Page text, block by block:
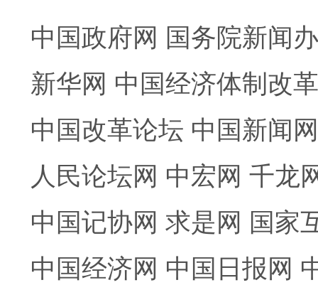
中国政府网 国务院新闻
新华网 中国经济体制改
中国改革论坛 中国新闻网
人民论坛网 中宏网 千龙
中国记协网 求是网 国家
中国经济网 中国日报网